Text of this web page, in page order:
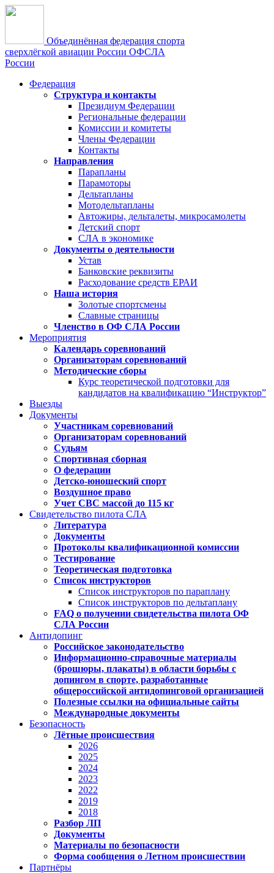
Объединённая федерация спорта
сверхлёгкой авиации России ОФСЛА
России
Федерация
Структура и контакты
Президиум Федерации
Региональные федерации
Комиссии и комитеты
Члены Федерации
Контакты
Направления
Парапланы
Парамоторы
Дельтапланы
Мотодельтапланы
Автожиры, дельталеты, микросамолеты
Детский спорт
СЛА в экономике
Документы о деятельности
Устав
Банковские реквизиты
Расходование средств ЕРАИ
Наша история
Золотые спортсмены
Славные страницы
Членство в ОФ СЛА России
Мероприятия
Календарь соревнований
Организаторам соревнований
Методические сборы
Курс теоретической подготовки для
кандидатов на квалификацию “Инструктор”
Выезды
Документы
Участникам соревнований
Организаторам соревнований
Судьям
Спортивная сборная
О федерации
Детско-юношеский спорт
Воздушное право
Учет СВС массой до 115 кг
Свидетельство пилота СЛА
Литература
Документы
Протоколы квалификационной комиссии
Тестирование
Теоретическая подготовка
Список инструкторов
Список инструкторов по параплану
Список инструкторов по дельтаплану
FAQ о получении свидетельства пилота ОФ
СЛА России
Антидопинг
Российское законодательство
Информационно-справочные материалы
(брошюры, плакаты) в области борьбы с
допингом в спорте, разработанные
общероссийской антидопинговой организацией
Полезные ссылки на официальные сайты
Международные документы
Безопасность
Лётные происшествия
2026
2025
2024
2023
2022
2019
2018
Разбор ЛП
Документы
Материалы по безопасности
Форма сообщения о Летном происшествии
Партнёры